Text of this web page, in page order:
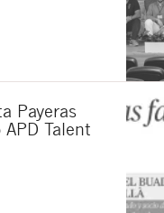
Payeras
Talent